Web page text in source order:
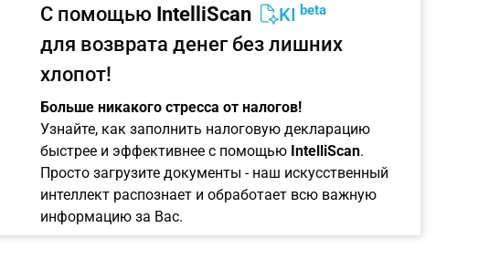
С помощью IntelliScan KI beta
для возврата денег без лишних
хлопот!
Больше никакого стресса от налогов!
Узнайте, как заполнить налоговую декларацию
быстрее и эффективнее с помощью IntelliScan.
Просто загрузите документы - наш искусственный
интеллект распознает и обработает всю важную
информацию за Вас.